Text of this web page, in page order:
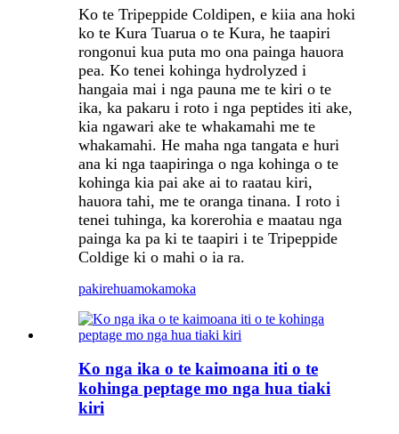
Ko te Tripeppide Coldipen, e kiia ana hoki
ko te Kura Tuarua o te Kura, he taapiri
rongonui kua puta mo ona painga hauora
pea. Ko tenei kohinga hydrolyzed i
hangaia mai i nga pauna me te kiri o te
ika, ka pakaru i roto i nga peptides iti ake,
kia ngawari ake te whakamahi me te
whakamahi. He maha nga tangata e huri
ana ki nga taapiringa o nga kohinga o te
kohinga kia pai ake ai to raatau kiri,
hauora tahi, me te oranga tinana. I roto i
tenei tuhinga, ka korerohia e maatau nga
painga ka pa ki te taapiri i te Tripeppide
Coldige ki o mahi o ia ra.
pakirehuamokamoka
Ko nga ika o te kaimoana iti o te
kohinga peptage mo nga hua tiaki
kiri